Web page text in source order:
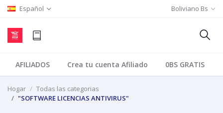
Español Boliviano Bs
AFILIADOS Crea tu cuenta Afiliado 0BS GRATIS
Hogar
Todas las categorias
"SOFTWARE LICENCIAS ANTIVIRUS"